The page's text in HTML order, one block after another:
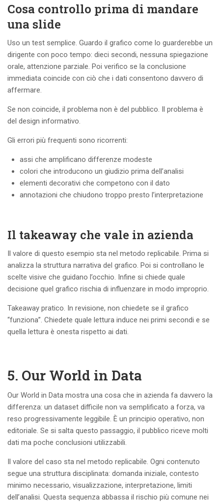
Cosa controllo prima di mandare
una slide
Uso un test semplice. Guardo il grafico come lo guarderebbe un
dirigente con poco tempo: dieci secondi, nessuna spiegazione
orale, attenzione parziale. Poi verifico se la conclusione
immediata coincide con ciò che i dati consentono davvero di
affermare.
Se non coincide, il problema non è del pubblico. Il problema è
del design informativo.
Gli errori più frequenti sono ricorrenti:
assi che amplificano differenze modeste
colori che introducono un giudizio prima dell’analisi
elementi decorativi che competono con il dato
annotazioni che chiudono troppo presto l’interpretazione
Il takeaway che vale in azienda
Il valore di questo esempio sta nel metodo replicabile. Prima si
analizza la struttura narrativa del grafico. Poi si controllano le
scelte visive che guidano l’occhio. Infine si chiede quale
decisione quel grafico rischia di influenzare in modo improprio.
Takeaway pratico. In revisione, non chiedete se il grafico
“funziona”. Chiedete quale lettura induce nei primi secondi e se
quella lettura è onesta rispetto ai dati.
5. Our World in Data
Our World in Data mostra una cosa che in azienda fa davvero la
differenza: un dataset difficile non va semplificato a forza, va
reso progressivamente leggibile. È un principio operativo, non
editoriale. Se si salta questo passaggio, il pubblico riceve molti
dati ma poche conclusioni utilizzabili.
Il valore del caso sta nel metodo replicabile. Ogni contenuto
segue una struttura disciplinata: domanda iniziale, contesto
minimo necessario, visualizzazione, interpretazione, limiti
dell’analisi. Questa sequenza abbassa il rischio più comune nei